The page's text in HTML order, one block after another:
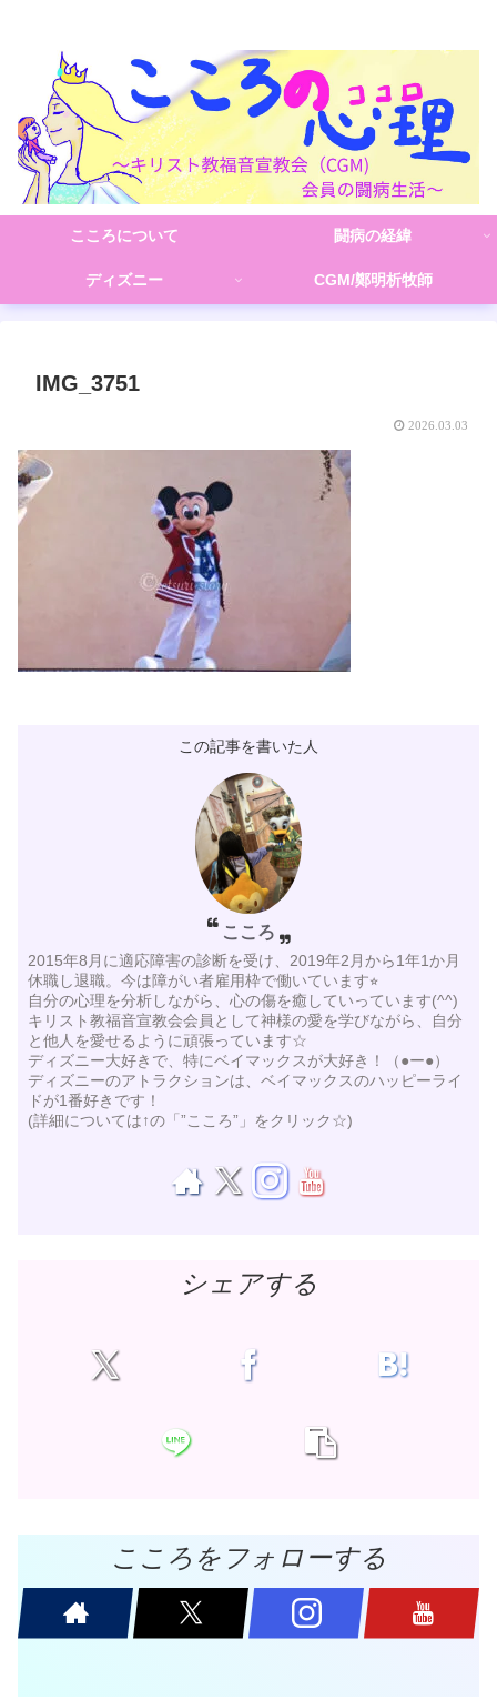
こころについて 闘病の経緯
ディズニー CGM/鄭明析牧師
IMG_3751
2026.03.03
この記事を書いた人
こころ
2015年8月に適応障害の診断を受け、2019年2月から1年1か月
休職し退職。今は障がい者雇用枠で働いています⭐︎
自分の心理を分析しながら、心の傷を癒していっています(^^)
キリスト教福音宣教会会員として神様の愛を学びながら、自分
と他人を愛せるように頑張っています☆
ディズニー大好きで、特にベイマックスが大好き！（●ー●）
ディズニーのアトラクションは、ベイマックスのハッピーライ
ドが1番好きです！
(詳細については↑の「”こころ”」をクリック☆)
シェアする
こころをフォローする